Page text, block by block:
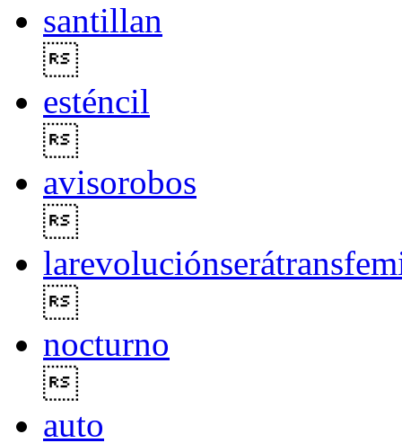
santillan
esténcil
avisorobos
nocturno
auto